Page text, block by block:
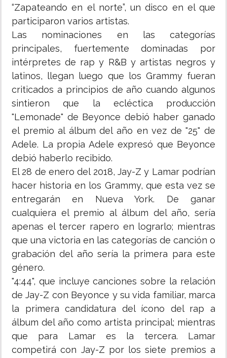
“Zapateando en el norte”, un disco en el que
participaron varios artistas.
Las nominaciones en las categorías
principales, fuertemente dominadas por
intérpretes de rap y R&B y artistas negros y
latinos, llegan luego que los Grammy fueran
criticados a principios de año cuando algunos
sintieron que la ecléctica producción
"Lemonade" de Beyonce debió haber ganado
el premio al álbum del año en vez de "25" de
Adele. La propia Adele expresó que Beyonce
debió haberlo recibido.
El 28 de enero del 2018, Jay-Z y Lamar podrían
hacer historia en los Grammy, que esta vez se
entregarán en Nueva York. De ganar
cualquiera el premio al álbum del año, sería
apenas el tercer rapero en lograrlo; mientras
que una victoria en las categorías de canción o
grabación del año sería la primera para este
género.
"4:44", que incluye canciones sobre la relación
de Jay-Z con Beyonce y su vida familiar, marca
la primera candidatura del ícono del rap a
álbum del año como artista principal; mientras
que para Lamar es la tercera. Lamar
competirá con Jay-Z por los siete premios a